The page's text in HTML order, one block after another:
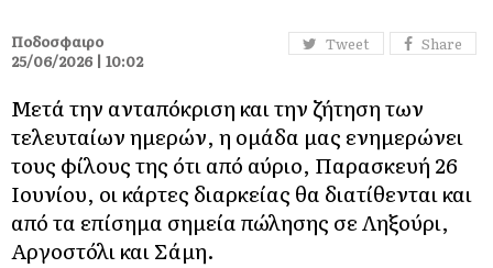
Tweet Share
Ποδοσφαιρο
25/06/2026 | 10:02
Μετά την ανταπόκριση και την ζήτηση των
τελευταίων ημερών, η ομάδα μας ενημερώνει
τους φίλους της ότι από αύριο, Παρασκευή 26
Ιουνίου, οι κάρτες διαρκείας θα διατίθενται και
από τα επίσημα σημεία πώλησης σε Ληξούρι,
Αργοστόλι και Σάμη.